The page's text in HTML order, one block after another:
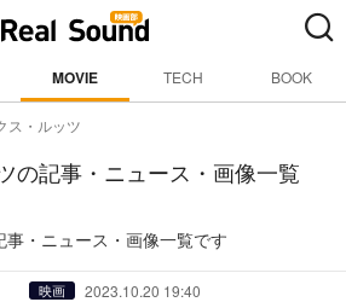
MOVIE TECH BOOK
ス・ルッツ
の記事・ニュース・画像一覧
・ニュース・画像一覧です
映画 2023.10.20 19:40